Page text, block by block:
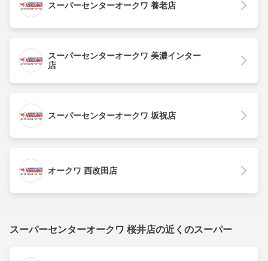
スーパーセンターオークワ 養老店
スーパーセンターオークワ 美濃インター
店
スーパーセンターオークワ 坂祝店
オークワ 西改田店
スーパーセンターオークワ 桜井店の近くのスーパー